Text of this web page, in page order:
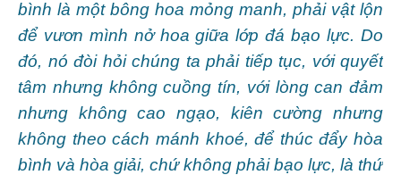
bình là một bông hoa mỏng manh, phải vật lộn
để vươn mình nở hoa giữa lớp đá bạo lực. Do
đó, nó đòi hỏi chúng ta phải tiếp tục, với quyết
tâm nhưng không cuồng tín, với lòng can đảm
nhưng không cao ngạo, kiên cường nhưng
không theo cách mánh khoé, để thúc đẩy hòa
bình và hòa giải, chứ không phải bạo lực, là thứ